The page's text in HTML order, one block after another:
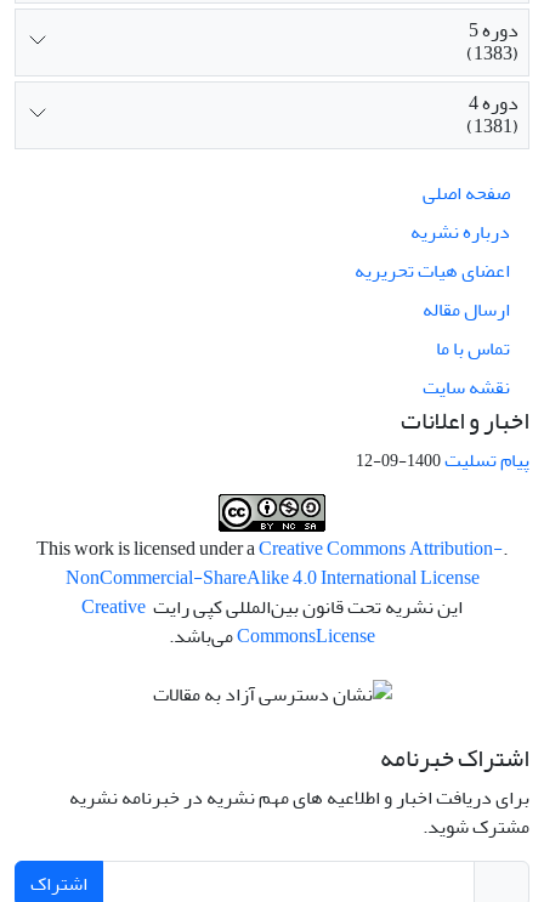
دوره 5
(1383)
دوره 4
(1381)
صفحه اصلی
درباره نشریه
اعضای هیات تحریریه
ارسال مقاله
تماس با ما
نقشه سایت
اخبار و اعلانات
پیام تسلیت1400-09-12
.This work is licensed under a
Creative Commons Attribution-
NonCommercial-ShareAlike 4.0 International License
این نشریه تحت قانون بین‌المللی کپی رایت Creative
CommonsLicense می‌باشد.
اشتراک خبرنامه
برای دریافت اخبار و اطلاعیه های مهم نشریه در خبرنامه نشریه
مشترک شوید.
اشتراک